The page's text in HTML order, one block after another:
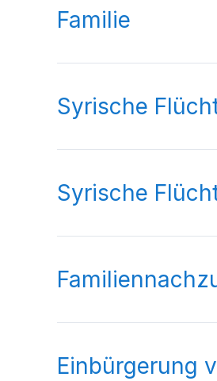
Familie
Syrische
Syrische
Einbürgerung